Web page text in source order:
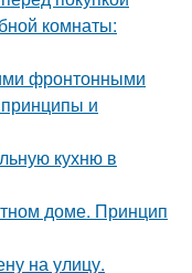
комнаты:
фронтонными
и
кухню в
доме. Принцип
на улицу.